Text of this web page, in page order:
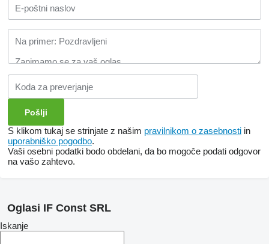
S klikom tukaj se strinjate z našim pravilnikom o zasebnosti in
uporabniško pogodbo.
Vaši osebni podatki bodo obdelani, da bo mogoče podati odgovor
na vašo zahtevo.
Oglasi IF Const SRL
Iskanje